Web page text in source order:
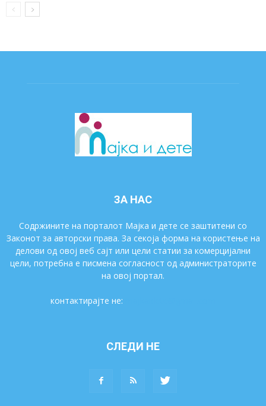
ЗА НАС
Содржините на порталот Мајка и дете се заштитени со
Законот за авторски права. За секоја форма на користење на
делови од овој веб сајт или цели статии за комерцијални
цели, потребна е писмена согласност од администраторите
на овој портал.
контактирајте не:
СЛЕДИ НЕ